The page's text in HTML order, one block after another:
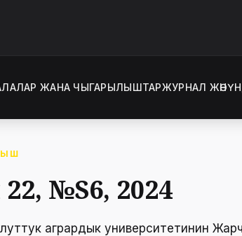
ЖАНА ЧЫГАРЫЛЫШТАРЖУРНАЛ
№S6, 2024
агрардык университетинин